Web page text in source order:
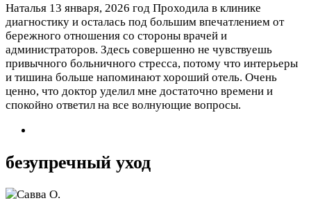
Наталья 13 января, 2026 год Проходила в клинике
диагностику и осталась под большим впечатлением от
бережного отношения со стороны врачей и
администраторов. Здесь совершенно не чувствуешь
привычного больничного стресса, потому что интерьеры
и тишина больше напоминают хороший отель. Очень
ценно, что доктор уделил мне достаточно времени и
спокойно ответил на все волнующие вопросы.
безупречный уход